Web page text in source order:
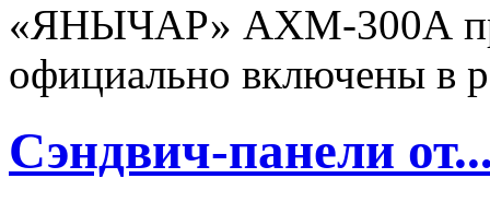
«ЯНЫЧАР» АХМ-300А
официально включены в
Сэндвич-панели